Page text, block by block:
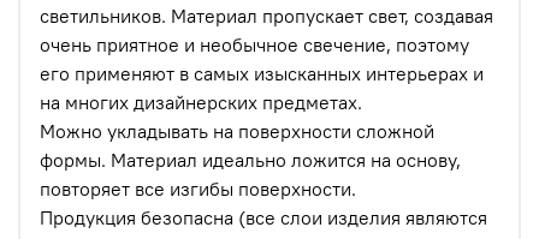
светильников. Материал пропускает свет, создавая
очень приятное и необычное свечение, поэтому
его применяют в самых изысканных интерьерах и
на многих дизайнерских предметах.
Можно укладывать на поверхности сложной
формы. Материал идеально ложится на основу,
повторяет все изгибы поверхности.
Продукция безопасна (все слои изделия являются